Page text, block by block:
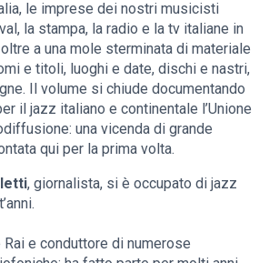
le imprese dei nostri musicisti
la stampa, la radio e la tv italiane in
a una mole sterminata di materiale
e titoli, luoghi e date, dischi e nastri,
Il volume si chiude documentando
il jazz italiano e continentale l’Unione
una vicenda di grande
qui per la prima volta.
, giornalista, si è occupato di jazz
e conduttore di numerose